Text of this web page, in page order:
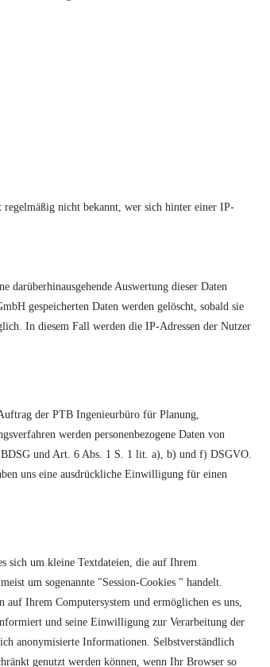
regelmäßig nicht bekannt, wer sich hinter einer IP-
darüberhinausgehende Auswertung dieser Daten
gespeicherten Daten werden gelöscht, sobald sie
In diesem Fall werden die IP-Adressen der Nutzer
der PTB Ingenieurbüro für Planung,
werden personenbezogene Daten von
BDSG und Art. 6 Abs. 1 S. 1 lit. a), b) und f) DSGVO.
uns eine ausdrückliche Einwilligung für einen
sich um kleine Textdateien, die auf Ihrem
um sogenannte "Session-Cookies " handelt.
Ihrem Computersystem und ermöglichen es uns,
und seine Einwilligung zur Verarbeitung der
anonymisierte Informationen. Selbstverständlich
genutzt werden können, wenn Ihr Browser so